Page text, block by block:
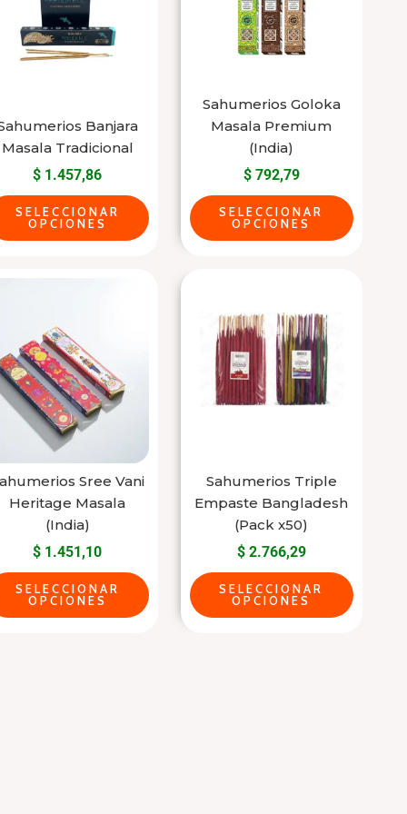
Banjara
Masala Tradicional
$ 1.457,86
SELECCIONAR
OPCIONES
variants.
The
be
chosen
on
the
product
Sahumerios Goloka
Masala Premium
(India)
$792,79
SELECCIONAR
OPCIONES
variants.
The
may
be
chosen
on
the
product
Sree Vani
Heritage Masala
(India)
$ 1.451,10
SELECCIONAR
OPCIONES
has
multiple
variants.
The
options
may
be
chosen
on
the
product
page
Sahumerios Triple
Empaste Bangladesh
(Pack x50)
$2.766,29
SELECCIONAR
OPCIONES
has
multiple
variants.
The
be
chosen
on
the
product
page